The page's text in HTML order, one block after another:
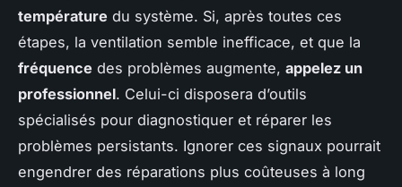
température du système. Si, après toutes ces
étapes, la ventilation semble inefficace, et que la
fréquence des problèmes augmente, appelez un
professionnel. Celui-ci disposera d’outils
spécialisés pour diagnostiquer et réparer les
problèmes persistants. Ignorer ces signaux pourrait
engendrer des réparations plus coûteuses à long